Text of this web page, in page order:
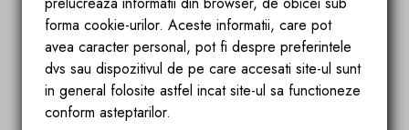
necesita intretinere constanta, o piscina adauga o valoare
semnificativa proprietatii.
Nu este doar un element de lux, ci si un spatiu de relaxare si
distractie, foarte apreciat mai ales in zonele cu veri calduroase.
O alternativa mai accesibila, dar la fel de atractiva, este
forma cookie-urilor. Aceste informatii, care pot
avea caracter personal, pot fi despre preferintele
dvs sau dispozitivul de pe care accesati site-ul sunt
in general folosite astfel incat site-ul sa functioneze
conform asteptarilor.